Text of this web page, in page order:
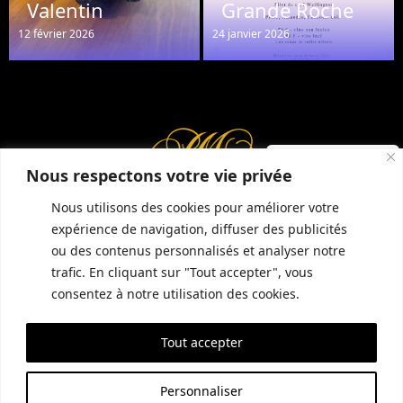
Nous respectons votre vie privée
Nous utilisons des cookies pour améliorer votre
expérience de navigation, diffuser des publicités
ou des contenus personnalisés et analyser notre
trafic. En cliquant sur "Tout accepter", vous
consentez à notre utilisation des cookies.
Personnaliser
Tout accepter
Réserver une table
Valentin
12 février 2026
Grande Roche
24 janvier 2026
INFORMATIONS COMPLÉMENTAIRES GUIDE LOCAL
MENTIONS LÉGALES
CONDITIONS GÉNÉRALES DE VENTE (CGV)
POLITIQUE DE CONFIDENTIALITÉ
SITE RÉALISÉ PAR EMPREINTE SEO